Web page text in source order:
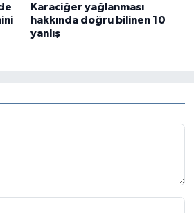
Karaciğer yağlanması
hakkında doğru bilinen 10
yanlış